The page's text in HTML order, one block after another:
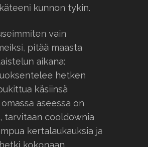
kunnon tykin.
vain
pitää maasta
aikana:
hetken
käsiinsä
aseessa on
tarvitaan cooldownia
kertalaukauksia ja
kokonaan